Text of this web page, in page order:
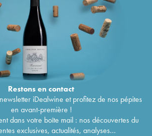
Restons encontact
iDealwine et profitez de nos pépites
en avant-première !
dans votre boîte mail : nos découvertes du
exclusives, actualités, analyses...